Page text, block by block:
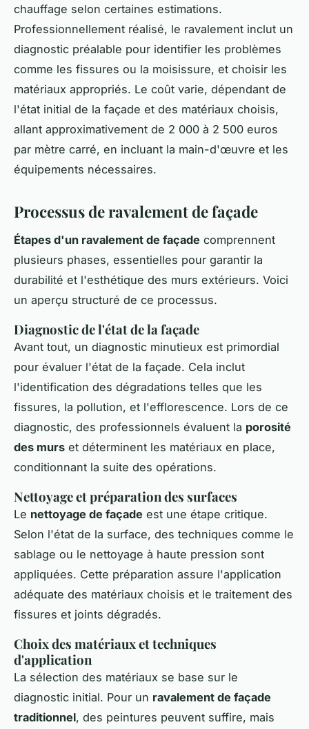
chauffage selon certaines estimations.
Professionnellement réalisé, le ravalement inclut un
diagnostic préalable pour identifier les problèmes
comme les fissures ou la moisissure, et choisir les
matériaux appropriés. Le coût varie, dépendant de
l'état initial de la façade et des matériaux choisis,
allant approximativement de 2 000 à 2 500 euros
par mètre carré, en incluant la main-d'œuvre et les
équipements nécessaires.
Processus de ravalement de façade
Étapes d'un ravalement de façade comprennent
plusieurs phases, essentielles pour garantir la
durabilité et l'esthétique des murs extérieurs. Voici
un aperçu structuré de ce processus.
Diagnostic de l'état de la façade
Avant tout, un diagnostic minutieux est primordial
pour évaluer l'état de la façade. Cela inclut
l'identification des dégradations telles que les
fissures, la pollution, et l'efflorescence. Lors de ce
diagnostic, des professionnels évaluent la porosité
des murs et déterminent les matériaux en place,
conditionnant la suite des opérations.
Nettoyage et préparation des surfaces
Le nettoyage de façade est une étape critique.
Selon l'état de la surface, des techniques comme le
sablage ou le nettoyage à haute pression sont
appliquées. Cette préparation assure l'application
adéquate des matériaux choisis et le traitement des
fissures et joints dégradés.
Choix des matériaux et techniques
d'application
La sélection des matériaux se base sur le
diagnostic initial. Pour un ravalement de façade
traditionnel, des peintures peuvent suffire, mais